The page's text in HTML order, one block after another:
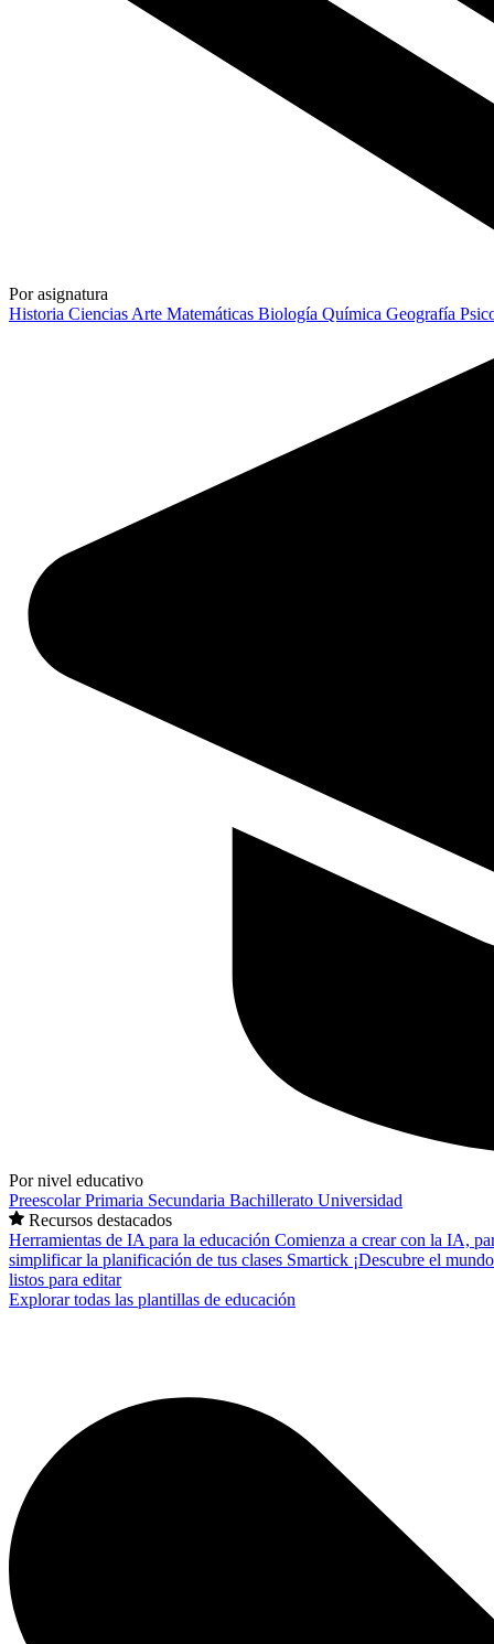
Por asignatura
Historia Ciencias Arte Matemáticas Biología Química Geografía
Por nivel educativo
PreescolarPrimaria Secundaria Bachillerato Universidad
Recursos destacados
Herramientas de IA para la educación Comienza a crear con la IA,
simplificar la planificación de tus clases Smartick ¡Descubre el
listos para editar
Explorar todas las plantillas de educación